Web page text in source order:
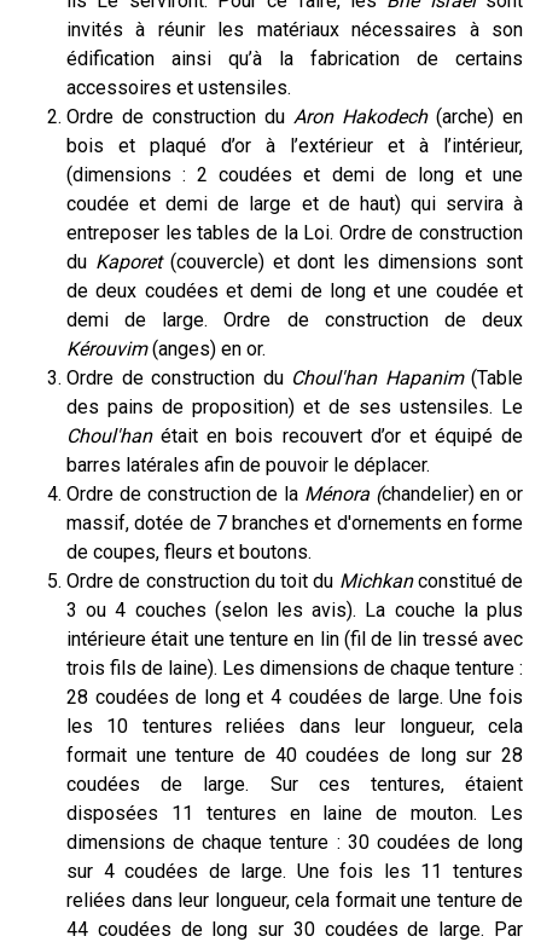
invités à réunir les matériaux nécessaires à son
édification ainsi qu’à la fabrication de certains
accessoires et ustensiles.
Ordre de construction du Aron Hakodech(arche) en
bois et plaqué d’or à l’extérieur et à l’intérieur,
(dimensions : 2 coudées et demi de long et une
coudée et demi de large et de haut) qui servira à
entreposer les tables de la Loi. Ordre de construction
du Kaporet(couvercle) et dont les dimensions sont
de deux coudées et demi de long et une coudée et
demi de large. Ordre de construction de deux
Kérouvim(anges) en or.
Ordre de construction duChoul'han Hapanim(Table
des pains de proposition) et de ses ustensiles. Le
Choul'hanétait en bois recouvert d’or et équipé de
barres latérales afin de pouvoir le déplacer.
Ordre de construction de la Ménora (chandelier) en or
massif, dotée de 7 branches et d'ornements en forme
de coupes, fleurs et boutons.
Ordre de construction du toit du Michkanconstitué de
3 ou 4 couches (selon les avis). La couche la plus
intérieure était une tenture en lin (fil de lin tressé avec
trois fils de laine). Les dimensions de chaque tenture :
28 coudées de long et 4 coudées de large. Une fois
les 10 tentures reliées dans leur longueur, cela
formait une tenture de 40 coudées de long sur 28
coudées de large. Sur ces tentures, étaient
disposées 11 tentures en laine de mouton. Les
dimensions de chaque tenture : 30 coudées de long
sur 4 coudées de large. Une fois les 11 tentures
reliées dans leur longueur, cela formait une tenture de
44 coudées de long sur 30 coudées de large. Par